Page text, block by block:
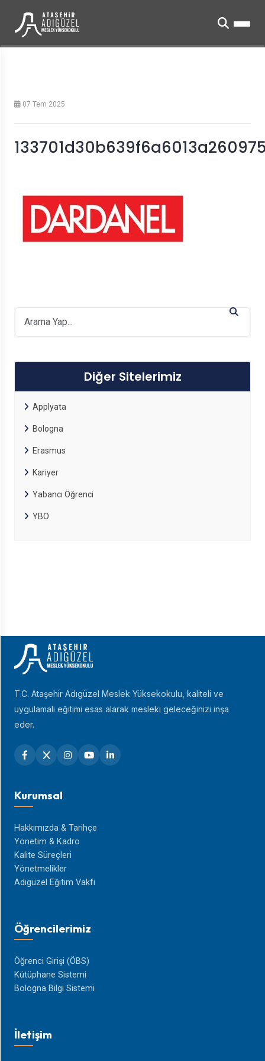
07 Tem 2025
Diğer Sitelerimiz
Applyata
Bologna
Erasmus
Kariyer
Yabancı Öğrenci
YBO
T.C. Ataşehir Adıgüzel Meslek Yüksekokulu, kaliteli ve
uygulamalı eğitimi esas alarak mesleki geleceğinizi inşa
eder.
Kurumsal
Hakkımızda & Tarihçe
Yönetim & Kadro
Kalite Süreçleri
Yönetmelikler
Adıgüzel Eğitim Vakfı
Öğrencilerimiz
Öğrenci Girişi (ÖBS)
Kütüphane Sistemi
Bologna Bilgi Sistemi
İletişim